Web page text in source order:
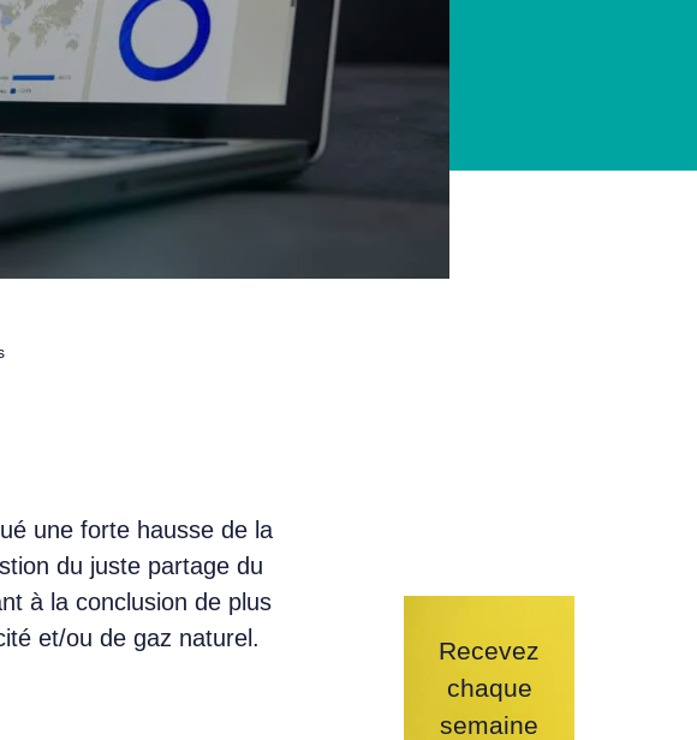
une forte hausse de la
du juste partage du
à la conclusion de plus
et/ou degaz naturel .
Recevez
chaque
semaine